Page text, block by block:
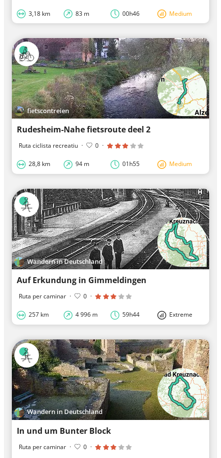
3,18 km 83 m 00h46 Medium
fietscontreien
Rudesheim-Nahe fietsroute deel 2
Ruta ciclista recreatiu · 0 ·
28,8 km 94 m 01h55 Medium
Wandern in Deutschland
Auf Erkundung in Gimmeldingen
Ruta per caminar · 0 ·
257 km 4 996 m 59h44 Extreme
Wandern in Deutschland
In und um Bunter Block
Ruta per caminar · 0 ·